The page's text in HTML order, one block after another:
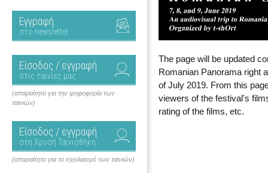
Εγγραφή
στο newsletter
Είσοδος / εγγραφή
στις ταινίες μας
(απαραίτητο για την ψηφοφορία των
ταινιών)
Είσοδος / εγγραφή
στη Χρυσή Ταινιοθήκη
(απαραίτητο για το σχολιασμό των ταινιών)
The page will be updated
Romanian Panorama right
of July 2019. From this
viewers of the festival's
rating of the films, etc.